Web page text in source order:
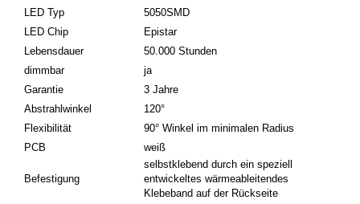
LED Typ
5050SMD
LED Chip
Epistar
Lebensdauer
50.000 Stunden
dimmbar
ja
Garantie
3 Jahre
Abstrahlwinkel
120°
Flexibilität
90° Winkel im minimalen Radius
PCB
weiß
Befestigung
selbstklebend durch ein speziell
entwickeltes wärmeableitendes
Klebeband auf der Rückseite